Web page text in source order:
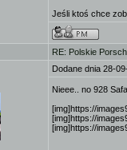
Jeśli ktoś chce
RE: Polskie
Dodane dnia 28-
Nieee.. no 928
[img]https://
[img]https://
[img]https://